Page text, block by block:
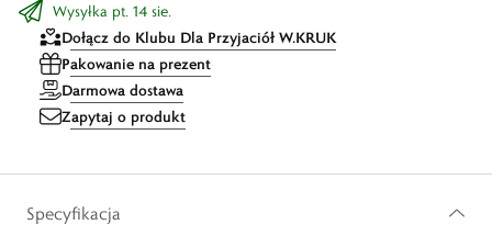
Wysyłka pt. 14 sie.
Dołącz do Klubu Dla Przyjaciół W.KRUK
Pakowanie na prezent
Darmowa dostawa
Zapytaj o produkt
Specyfikacja